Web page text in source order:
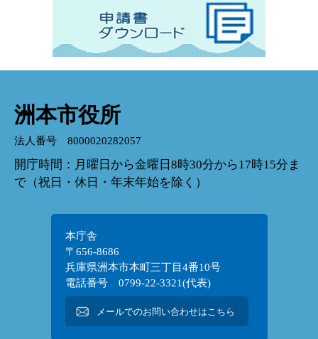
洲本市役所
法人番号 8000020282057
開庁時間：月曜日から金曜日8時30分から17時15分ま
で（祝日・休日・年末年始を除く）
本庁舎
〒656-8686
兵庫県洲本市本町三丁目4番10号
電話番号 0799-22-3321(代表)
メールでのお問い合わせはこちら